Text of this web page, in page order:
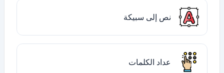
نص إلى سبيكة
عداد الكلمات